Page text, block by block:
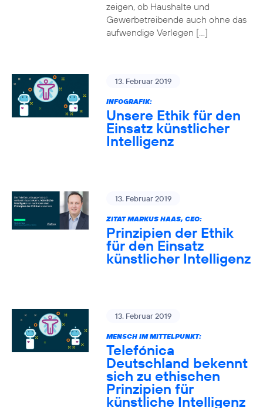
zeigen, ob Haushalte und
Gewerbetreibende auch ohne das
aufwendige Verlegen […]
13. Februar 2019
INFOGRAFIK:
Unsere Ethik für den
Einsatz künstlicher
Intelligenz
13. Februar 2019
ZITAT MARKUS HAAS, CEO:
Prinzipien der Ethik
für den Einsatz
künstlicher Intelligenz
13. Februar 2019
MENSCH IM MITTELPUNKT:
Telefónica
Deutschland bekennt
sich zu ethischen
Prinzipien für
künstliche Intelligenz